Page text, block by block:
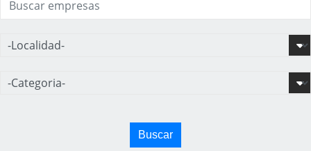
Buscar